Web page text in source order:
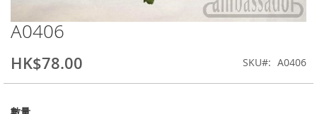
Skip
to
the
beginning
of
A0406
HK$78.00 SKU A0406